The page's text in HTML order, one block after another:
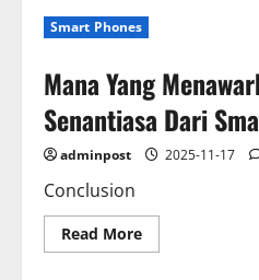
Teknologi
DeX:
Bukan
Gimik
Dalam
Kompetisi
PC
Vs
Smartphone
Smart Phones
Mana Yang
Senantiasa Dari
adminpost 2025-11-17
Conclusion
Read MoreRead
more